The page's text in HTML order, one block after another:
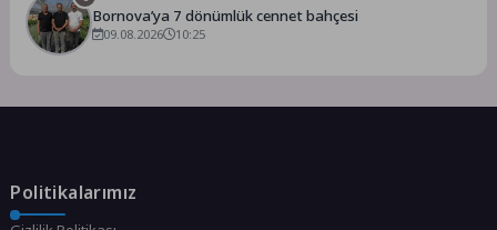
Bornova’ya 7 dönümlük cennet bahçesi
09.08.2026 10:25
Politikalarımız